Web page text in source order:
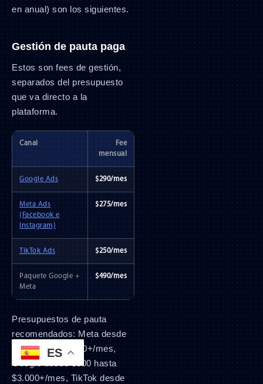
en anual) son los siguientes.
Gestión de pauta paga
Estos son fees de gestión,
separados del presupuesto
que va directo a la
plataforma.
Canal
Fee
mensual
Google Ads $290/mes
Meta Ads
(Facebook e
Instagram)
$275/mes
TikTok Ads $250/mes
Paquete Google +
Meta
$490/mes
Presupuestos de pauta
recomendados: Meta desde
$150 hasta $2.000+/mes,
Google desde $300 hasta
$3.000+/mes, TikTok desde
ES